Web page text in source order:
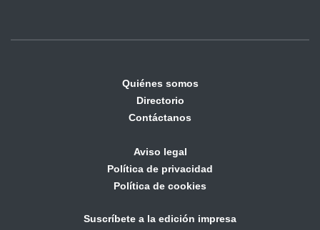
Quiénes somos
Directorio
Contáctanos
Aviso legal
Política de privacidad
Política de cookies
Suscríbete a la edición impresa